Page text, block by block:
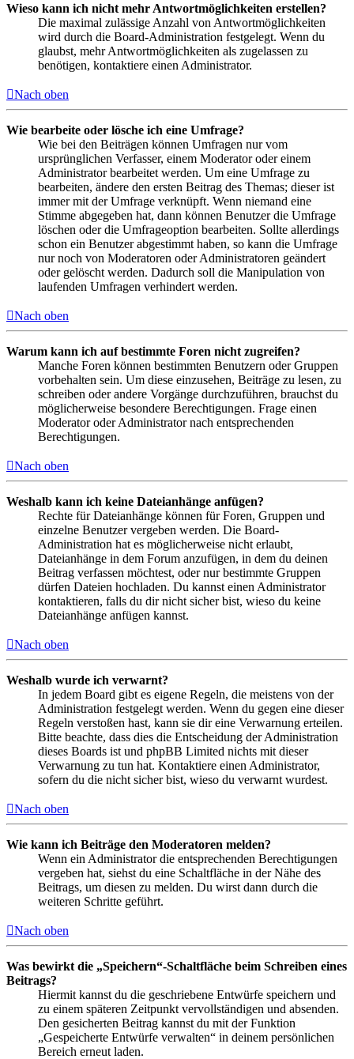
Wieso kann ich nicht mehr Antwortmöglichkeiten erstellen?
Die maximal zulässige Anzahl von Antwortmöglichkeiten
wird durch die Board-Administration festgelegt. Wenn du
glaubst, mehr Antwortmöglichkeiten als zugelassen zu
benötigen, kontaktiere einen Administrator.
Nach oben
Wie bearbeite oder lösche ich eine Umfrage?
Wie bei den Beiträgen können Umfragen nur vom
ursprünglichen Verfasser, einem Moderator oder einem
Administrator bearbeitet werden. Um eine Umfrage zu
bearbeiten, ändere den ersten Beitrag des Themas; dieser ist
immer mit der Umfrage verknüpft. Wenn niemand eine
Stimme abgegeben hat, dann können Benutzer die Umfrage
löschen oder die Umfrageoption bearbeiten. Sollte allerdings
schon ein Benutzer abgestimmt haben, so kann die Umfrage
nur noch von Moderatoren oder Administratoren geändert
oder gelöscht werden. Dadurch soll die Manipulation von
laufenden Umfragen verhindert werden.
Nach oben
Warum kann ich auf bestimmte Foren nicht zugreifen?
Manche Foren können bestimmten Benutzern oder Gruppen
vorbehalten sein. Um diese einzusehen, Beiträge zu lesen, zu
schreiben oder andere Vorgänge durchzuführen, brauchst du
möglicherweise besondere Berechtigungen. Frage einen
Moderator oder Administrator nach entsprechenden
Berechtigungen.
Nach oben
Weshalb kann ich keine Dateianhänge anfügen?
Rechte für Dateianhänge können für Foren, Gruppen und
einzelne Benutzer vergeben werden. Die Board-
Administration hat es möglicherweise nicht erlaubt,
Dateianhänge in dem Forum anzufügen, in dem du deinen
Beitrag verfassen möchtest, oder nur bestimmte Gruppen
dürfen Dateien hochladen. Du kannst einen Administrator
kontaktieren, falls du dir nicht sicher bist, wieso du keine
Dateianhänge anfügen kannst.
Nach oben
Weshalb wurde ich verwarnt?
In jedem Board gibt es eigene Regeln, die meistens von der
Administration festgelegt werden. Wenn du gegen eine dieser
Regeln verstoßen hast, kann sie dir eine Verwarnung erteilen.
Bitte beachte, dass dies die Entscheidung der Administration
dieses Boards ist und phpBB Limited nichts mit dieser
Verwarnung zu tun hat. Kontaktiere einen Administrator,
sofern du die nicht sicher bist, wieso du verwarnt wurdest.
Nach oben
Wie kann ich Beiträge den Moderatoren melden?
Wenn ein Administrator die entsprechenden Berechtigungen
vergeben hat, siehst du eine Schaltfläche in der Nähe des
Beitrags, um diesen zu melden. Du wirst dann durch die
weiteren Schritte geführt.
Nach oben
Was bewirkt die „Speichern“-Schaltfläche beim Schreiben eines
Beitrags?
Hiermit kannst du die geschriebene Entwürfe speichern und
zu einem späteren Zeitpunkt vervollständigen und absenden.
Den gesicherten Beitrag kannst du mit der Funktion
„Gespeicherte Entwürfe verwalten“ in deinem persönlichen
Bereich erneut laden.